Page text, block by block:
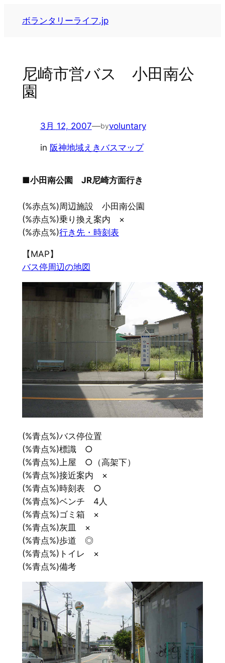
ボランタリーライフ.jp
尼崎市営バス 小田南公
園
3月 12, 2007—byvoluntary
in 阪神地域えきバスマップ
■小田南公園 JR尼崎方面行き
(%赤点%)周辺施設 小田南公園
(%赤点%)乗り換え案内 ×
(%赤点%)行き先・時刻表
【MAP】
バス停周辺の地図
(%青点%)バス停位置
(%青点%)標識 ○
(%青点%)上屋 ○（高架下）
(%青点%)接近案内 ×
(%青点%)時刻表 ○
(%青点%)ベンチ 4人
(%青点%)ゴミ箱 ×
(%青点%)灰皿 ×
(%青点%)歩道 ◎
(%青点%)トイレ ×
(%青点%)備考